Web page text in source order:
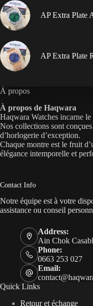
AP Extra Plate
AP Extra Plate
À propos
À propos de Haqwara
Haqwara Watches incarne
Nos collections sont
d’horlogerie d’exception.
Chaque montre est le fruit
élégance intemporelle et
Contact Info
Notre équipe est à votre
assistance ou conseil
Address:
Ain Chok
Phone:
0663 253 027
Email:
Quick Links
Retour et échange